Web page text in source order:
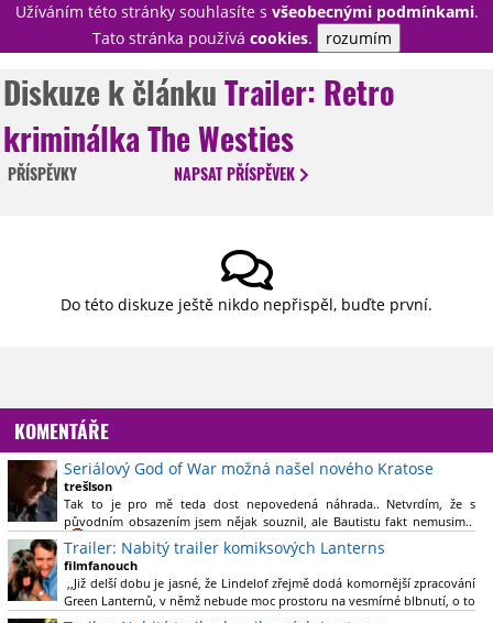
Užíváním této stránky souhlasíte s všeobecnými podmínkami.
Tato stránka používá cookies. rozumím
PŘIHLÁSIT
NOVINKY
TÉMATA
Diskuze k článkuTrailer: Retro
kriminálka The Westies
PŘÍSPĚVKY NAPSATPŘÍSPĚVEK
Do této diskuze ještě nikdo nepřispěl, buďte první.
KOMENTÁŘE
Seriálový God of War možná našel nového Kratose
trešlson
Tak to je pro mě teda dost nepovedená náhrada.. Netvrdím, že s
původním obsazením jsem nějak souznil, ale Bautistu fakt nemusim..
Trailer: Nabitý trailer komiksových Lanterns
filmfanouch
,,Již delší dobu je jasné, že Lindelof zřejmě dodá komornější zpracování
Green Lanternů, v němž nebude moc prostoru na vesmírné blbnutí, o to
více se ovšem bude moci nová adaptace odprostit třeba od filmového